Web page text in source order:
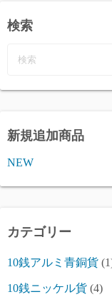
検索
新規追加商品
NEW
カテゴリー
10銭アルミ青銅貨
10銭ニッケル貨 (4)